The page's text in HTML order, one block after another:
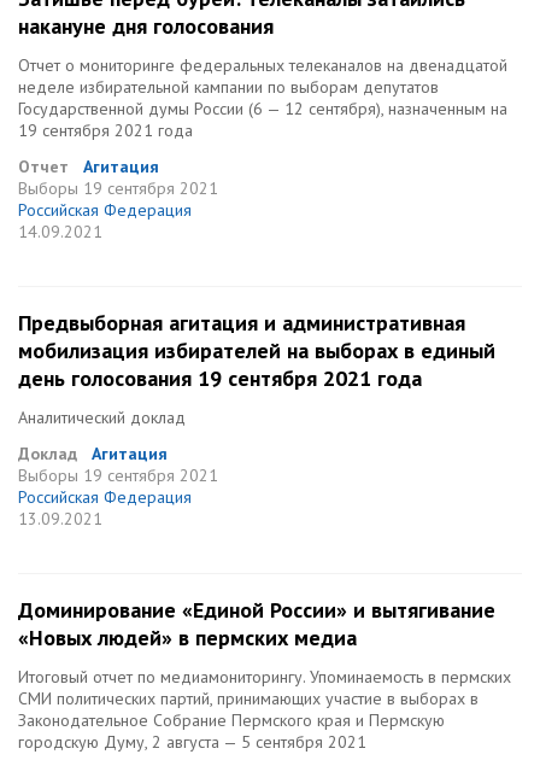
накануне дня голосования
Отчет о мониторинге федеральных телеканалов на двенадцатой
неделе избирательной кампании по выборам депутатов
Государственной думы России (6 — 12 сентября), назначенным на
19 сентября 2021 года
Отчет
Агитация
Выборы 19 сентября 2021
Российская Федерация
14.09.2021
Предвыборная агитация и административная
мобилизация избирателей на выборах в единый
день голосования 19 сентября 2021 года
Аналитический доклад
Доклад
Агитация
Выборы 19 сентября 2021
Российская Федерация
13.09.2021
Доминирование «Единой России» и вытягивание
«Новых людей» в пермских медиа
Итоговый отчет по медиамониторингу. Упоминаемость в пермских
СМИ политических партий, принимающих участие в выборах в
Законодательное Собрание Пермского края и Пермскую
городскую Думу, 2 августа — 5 сентября 2021